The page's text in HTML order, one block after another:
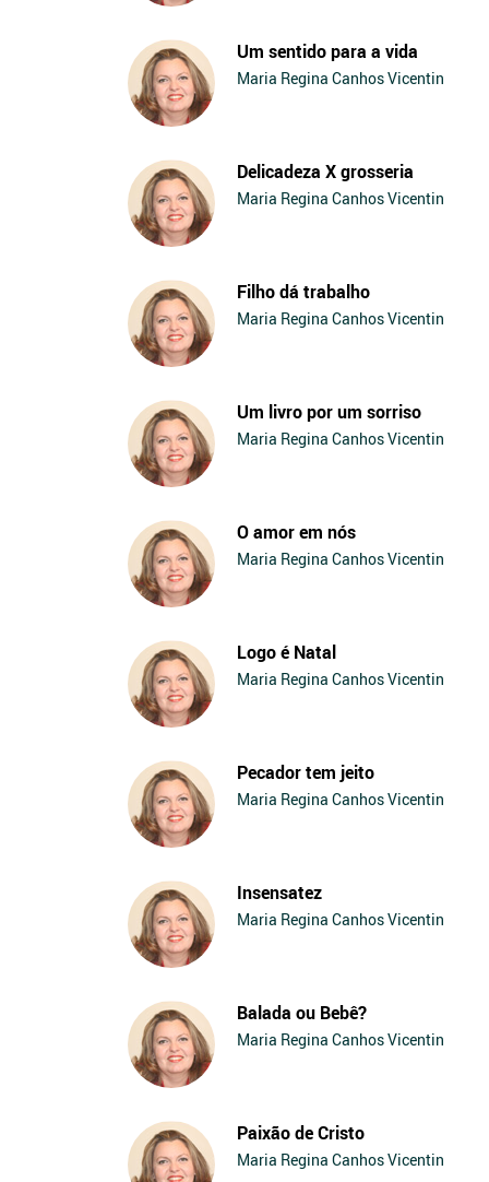
Um sentido para a vida
Maria Regina Canhos Vicentin
Delicadeza X grosseria
Maria Regina Canhos Vicentin
Filho dá trabalho
Maria Regina Canhos Vicentin
Um livro por um sorriso
Maria Regina Canhos Vicentin
O amor em nós
Maria Regina Canhos Vicentin
Logo é Natal
Maria Regina Canhos Vicentin
Pecador tem jeito
Maria Regina Canhos Vicentin
Insensatez
Maria Regina Canhos Vicentin
Balada ou Bebê?
Maria Regina Canhos Vicentin
Paixão de Cristo
Maria Regina Canhos Vicentin